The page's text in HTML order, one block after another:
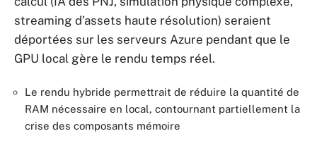
streaming d’assets haute résolution) seraient
déportées sur les serveurs Azure pendant que le
GPU local gère le rendu temps réel.
Le rendu hybride permettrait de réduire la quantité de
RAM nécessaire en local, contournant partiellement la
crise des composants mémoire